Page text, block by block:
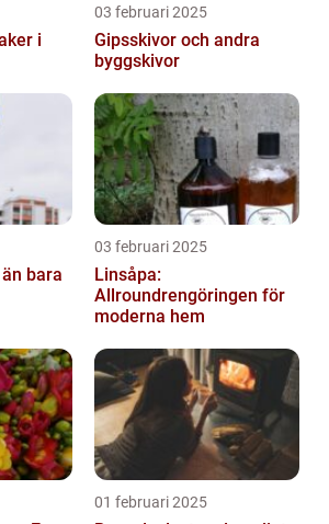
i
03 februari 2025
Gipsskivor och andra
byggskivor
bara
03 februari 2025
Linsåpa:
Allroundrengöringen för
moderna hem
01 februari 2025